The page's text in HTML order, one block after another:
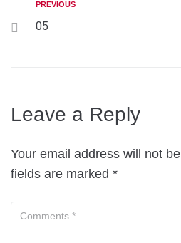
PREVIOUS
05
Leave a Reply
Your email address will not
fields are marked *